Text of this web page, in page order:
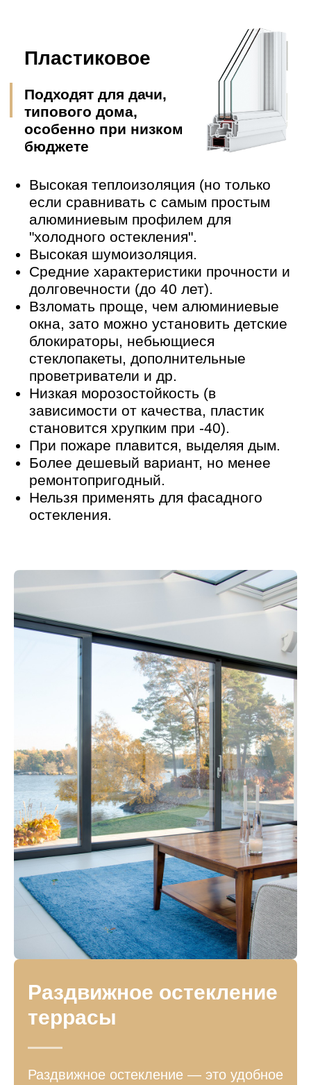
Раздвижное остекление
террасы
Раздвижное остекление — это удобное
Вне рамок предлагает
конкурентоспособные цены на услуги по
теплому и холодному остеклению
веранд и террас по индивидуальным
проектам.
Стоимостьостекления террасы в
Воронежезависит от множества
факторов: выбранной системы
(раздвижная алюминиевая, безрамная,
ПВХ), размеров террасы, типа стекла
(стандартное, энергосберегающее,
триплекс), комплектации (фурнитура,
москитные сетки, автоматика для
раздвижных систем) и сложности
монтажа.
+7 473 229 90
СКОЛЬКО БУДЕТ
СТОИТЬ?
Не упустите возможность преобразить
профессионалов от компании "Вне